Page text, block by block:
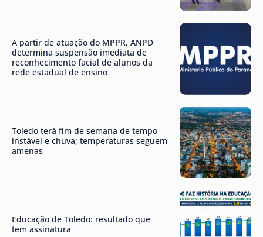
A partir de atuação do MPPR, ANPD
determina suspensão imediata de
reconhecimento facial de alunos da
rede estadual de ensino
Toledo terá fim de semana de tempo
instável e chuva; temperaturas seguem
amenas
Educação de Toledo: resultado que
tem assinatura